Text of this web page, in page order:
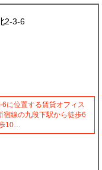
2-3-6
に位置する賃貸オフィス
宿線の九段下駅から徒歩6
10…